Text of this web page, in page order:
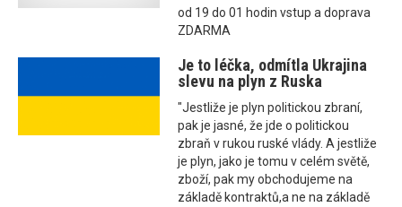
od 19 do 01 hodin vstup a doprava
ZDARMA
Je to léčka, odmítla Ukrajina
slevu na plyn z Ruska
"Jestliže je plyn politickou zbraní,
pak je jasné, že jde o politickou
zbraň v rukou ruské vlády. A jestliže
je plyn, jako je tomu v celém světě,
zboží, pak my obchodujeme na
základě kontraktů,a ne na základě